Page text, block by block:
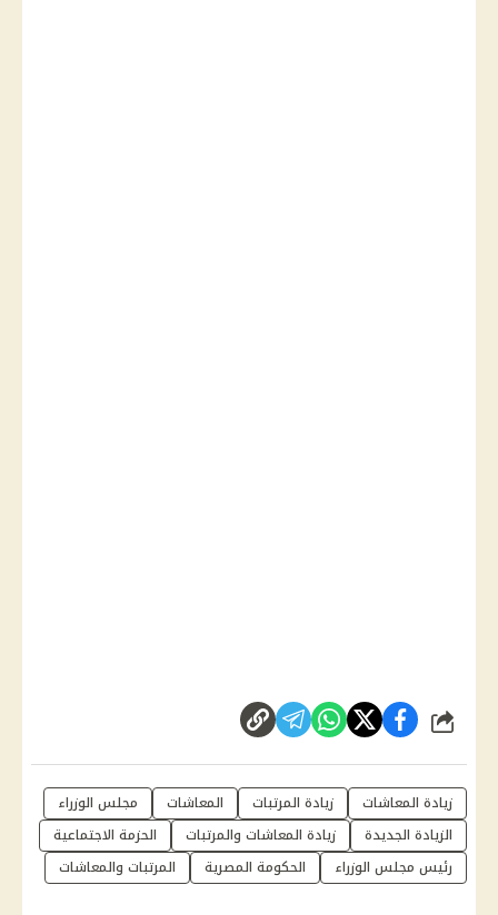
شارك
زيادة المعاشات زيادة المرتبات المعاشات
مجلس الوزراء
الزيادة الجديدة
زيادة المعاشات والمرتبات
الحزمة الاجتماعية
رئيس مجلس الوزراء
الحكومة المصرية المرتبات والمعاشات